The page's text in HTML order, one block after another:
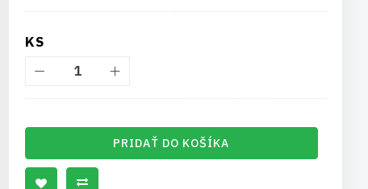
KS
PRIDAŤ DO KOŠÍKA